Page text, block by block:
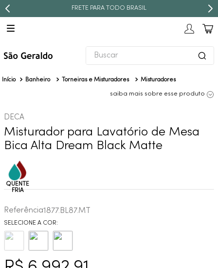
FRETE PARA TODO BRASIL
Buscar
Banheiro Torneiras e Misturadores Misturadores
saiba mais sobre esse produto
DECA
Misturador para Lavatório de Mesa
Bica Alta Dream Black Matte
Referência1877.BL87.MT
TERMOS MAIS BUSCADOS
torneira
4º
atlas
5º
6º
7º
perola
8º
deca you
9º
cobre escovado